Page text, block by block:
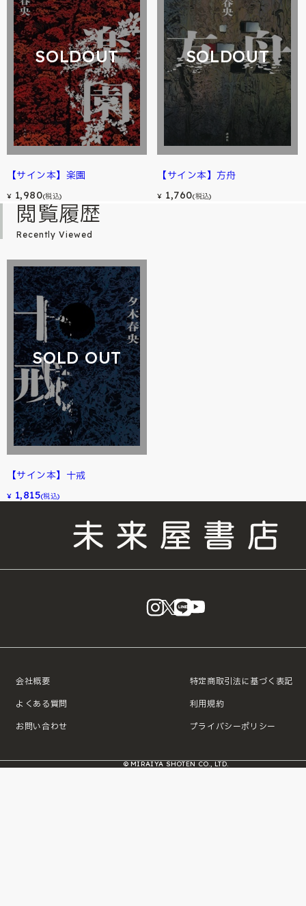
SOLDOUT
【サイン本】楽園
¥ 1,980(税込)
SOLDOUT
【サイン本】方舟
¥ 1,760(税込)
閲覧履歴
Recently Viewed
SOLD OUT
【サイン本】十戒
¥ 1,815(税込)
instagram
X LINE
会社概要
よくある質問
お問い合わせ
特定商取引法に基づく表記
利用規約
プライバシーポリシー
© MIRAIYA SHOTEN CO., LTD.